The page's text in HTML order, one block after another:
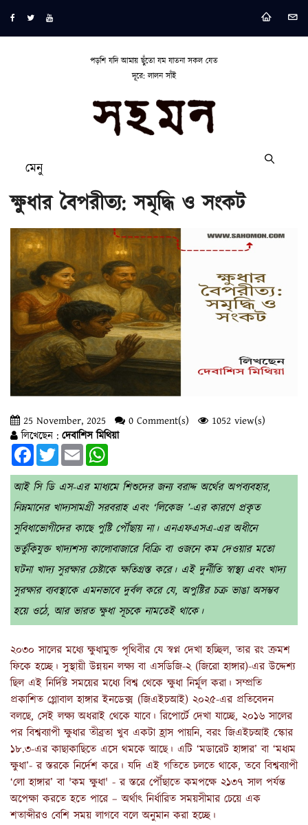
পড়শি যদি আমায় ছুঁতো যম যাতনা সকল যেত
দূরে: লালন সাঁই
মেনু
ক্ষুধার বৈপরীত্য: সমৃদ্ধি ও সংকট
25 November, 2025 0 Comment(s)
1052 view(s)
লিখেছেন : দেবাশিস মিথিয়া
FacebookTwitterEmail
আই সি ডি এস-এর মাধ্যমে শিশুদের জন্য বরাদ্দ অর্থের অপব্যবহার,
নিম্নমানের খাদ্যসামগ্রী সরবরাহ এবং ‘লিকেজ ’-এর কারণে প্রকৃত
সুবিধাভোগীদের কাছে পুষ্টি পৌঁছায় না। এনএফএসএ-এর অধীনে
ভর্তুকিযুক্ত খাদ্যশস্য কালোবাজারে বিক্রি বা ওজনে কম দেওয়ার মতো
ঘটনা খাদ্য সুরক্ষার চেষ্টাকে ক্ষতিগ্রস্ত করে। এই দুর্নীতি স্বাস্থ্য এবং খাদ্য
সুরক্ষার ব্যবস্থাকে এমনভাবে দুর্বল করে যে, অপুষ্টির চক্র ভাঙা অসম্ভব
হয়ে ওঠে, আর ভারত ক্ষুধা সূচকে নামতেই থাকে।
২০৩০ সালের মধ্যে ক্ষুধামুক্ত পৃথিবীর যে স্বপ্ন দেখা হচ্ছিল, তার রং ক্রমশ
ফিকে হচ্ছে। সুস্থায়ী উন্নয়ন লক্ষ্য বা এসডিজি-২ (জিরো হাঙ্গার)-এর উদ্দেশ্য
ছিল এই নির্দিষ্ট সময়ের মধ্যে বিশ্ব থেকে ক্ষুধা নির্মূল করা। সম্প্রতি
প্রকাশিত গ্লোবাল হাঙ্গার ইনডেক্স (জিএইচআই) ২০২৫-এর প্রতিবেদন
বলছে, সেই লক্ষ্য অধরাই থেকে যাবে। রিপোর্টে দেখা যাচ্ছে, ২০১৬ সালের
পর বিশ্বব্যাপী ক্ষুধার তীব্রতা খুব একটা হ্রাস পায়নি, বরং জিএইচআই স্কোর
১৮.৩-এর কাছাকাছিতে এসে থমকে আছে। এটি ‘মডারেট হাঙ্গার’ বা ‘মধ্যম
ক্ষুধা’- র স্তরকে নির্দেশ করে। যদি এই গতিতে চলতে থাকে, তবে বিশ্বব্যাপী
‘লো হাঙ্গার’ বা 'কম ক্ষুধা' - র স্তরে পৌঁছাতে কমপক্ষে ২১৩৭ সাল পর্যন্ত
অপেক্ষা করতে হতে পারে – অর্থাৎ নির্ধারিত সময়সীমার চেয়ে এক
শতাব্দীরও বেশি সময় লাগবে বলে অনুমান করা হচ্ছে।